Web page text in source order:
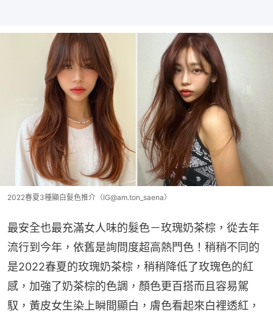
2022春夏3種顯白髮色推介（IG@am.ton_saena）
最安全也最充滿女人味的髮色－玫瑰奶茶棕，從去年
流行到今年，依舊是詢問度超高熱門色！稍稍不同的
是2022春夏的玫瑰奶茶棕，稍稍降低了玫瑰色的紅
感，加強了奶茶棕的色調，顏色更百搭而且容易駕
馭，黃皮女生染上瞬間顯白，膚色看起來白裡透紅，